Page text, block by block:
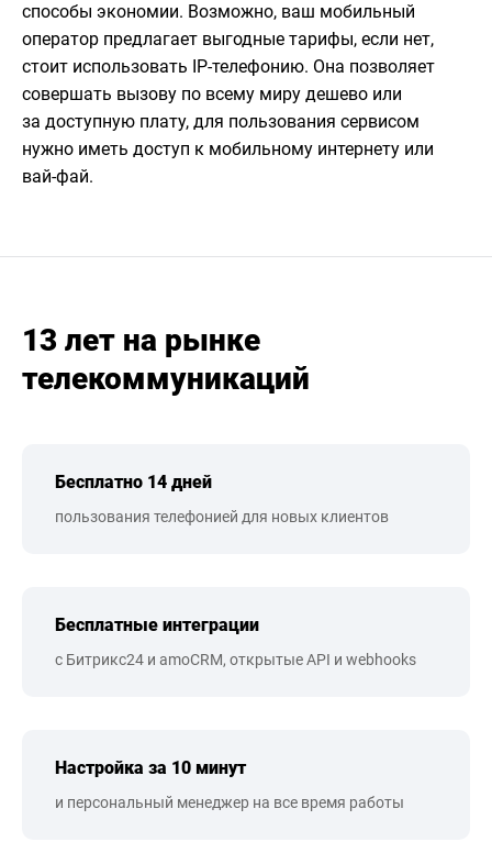
способы экономии. Возможно, ваш мобильный
оператор предлагает выгодные тарифы, если нет,
стоит использовать IP-телефонию. Она позволяет
совершать вызову по всему миру дешево или
за доступную плату, для пользования сервисом
нужно иметь доступ к мобильному интернету или
вай-фай.
13 лет на рынке
телекоммуникаций
Бесплатно 14 дней
пользования телефонией для новых клиентов
Бесплатные интеграции
с Битрикс24 и amoCRM, открытые API и webhooks
Настройка за 10 минут
и персональный менеджер на все время работы